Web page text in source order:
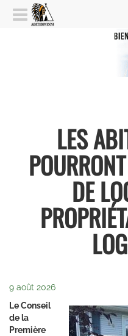
LES
DE
9 août 2026
Le Conseil
de la
Première